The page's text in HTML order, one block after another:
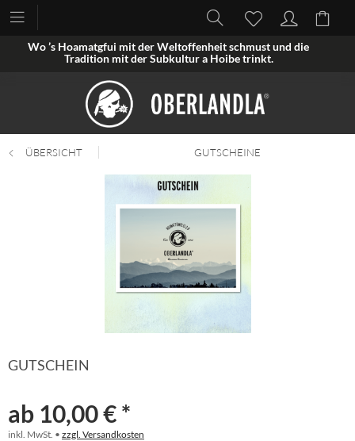
Wo ’s Hoamatgfui mit der Weltoffenheit schmust und die
Tradition mit der Subkultur a Hoibe trinkt.
ÜBERSICHT GUTSCHEINE
GUTSCHEIN
ab 10,00 € *
inkl. MwSt. • zzgl. Versandkosten